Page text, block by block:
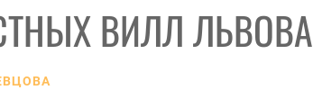
ВИЛЛ ЛЬВОВА